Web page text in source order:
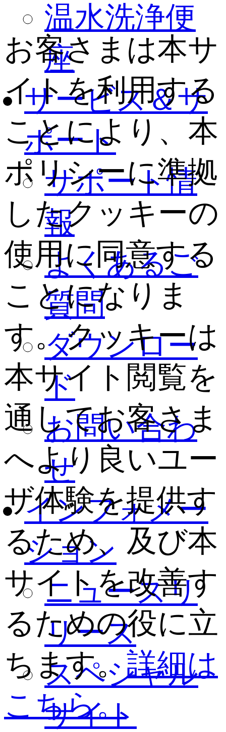
温水洗浄便
座
サービス＆サ
ポート
サポート情
報
よくあるご
質問
ダウンロー
ド
お問い合わ
せ
インフォメー
ション
ニュースリ
リース
スペシャル
サイト
お客さまは本サ
イトを利用する
ことにより、本
ポリシーに準拠
したクッキーの
使用に同意する
ことになりま
す。クッキーは
本サイト閲覧を
通してお客さま
へより良いユー
ザ体験を提供す
るため、及び本
サイトを改善す
るための役に立
ちます。詳細は
こちら。